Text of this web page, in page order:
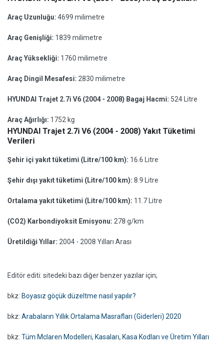
Araç Uzunluğu: 4699 milimetre
Araç Genişliği: 1839 milimetre
Araç Yüksekliği: 1760 milimetre
Araç Dingil Mesafesi: 2830 milimetre
HYUNDAI Trajet 2.7i V6 (2004 - 2008) Bagaj Hacmi: 524 Litre
Araç Ağırlığı: 1752 kg
HYUNDAI Trajet 2.7i V6 (2004 - 2008) Yakıt Tüketimi
Verileri
Şehir içi yakıt tüketimi (Litre/100 km): 16.6 Litre
Şehir dışı yakıt tüketimi (Litre/100 km): 8.9 Litre
Ortalama yakıt tüketimi (Litre/100 km): 11.7 Litre
(CO2) Karbondiyoksit Emisyonu: 278 g/km
Üretildiği Yıllar: 2004 - 2008 Yılları Arası
Editör editi: sitedeki bazı diğer benzer yazılar için;
bkz: Boyasız göçük düzeltme nasıl yapılır?
bkz: Arabaların Yıllık Ortalama Masrafları (Giderleri) 2020
bkz: Tüm Mclaren Modelleri, Kasaları, Kasa Kodları ve Üretim Yılları